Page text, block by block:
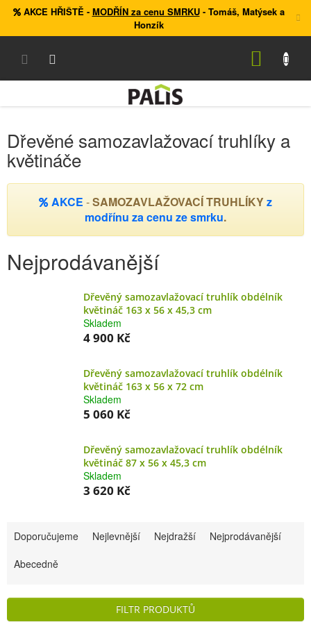
Přejít
obsah
AKCE HŘIŠTĚ- MODŘÍN za cenu SMRKU- Tomáš, Matýsek a
Honzík
Dřevěné samozavlažovací truhlíky a
květináče
AKCE -SAMOZAVLAŽOVACÍ TRUHLÍKYz
modřínu za cenu ze smrku.
Nejprodávanější
Dřevěný samozavlažovací truhlík obdélník
květináč 163 x 56 x 45,3 cm
Skladem
4 900 Kč
Dřevěný samozavlažovací truhlík obdélník
květináč 163 x 56 x 72 cm
Skladem
5 060 Kč
Dřevěný samozavlažovací truhlík obdélník
květináč 87 x 56 x 45,3 cm
Skladem
3 620 Kč
Ř
a
e
Doporučujeme Nejlevnější Nejdražší
Nejprodávanější
Abecedně
FILTR PRODUKTŮ